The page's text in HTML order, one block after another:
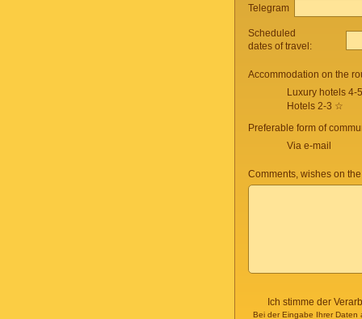
Telegram
Scheduled
dates of travel:
Accommodation on the
Luxury hotels 4-
Hotels 2-3 ☆
Preferable form of
Via e-mail
Comments, wishes on
Ich stimme der
Bei der Eingabe Ihrer Daten